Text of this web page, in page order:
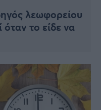
λεωφορείου
το είδε να